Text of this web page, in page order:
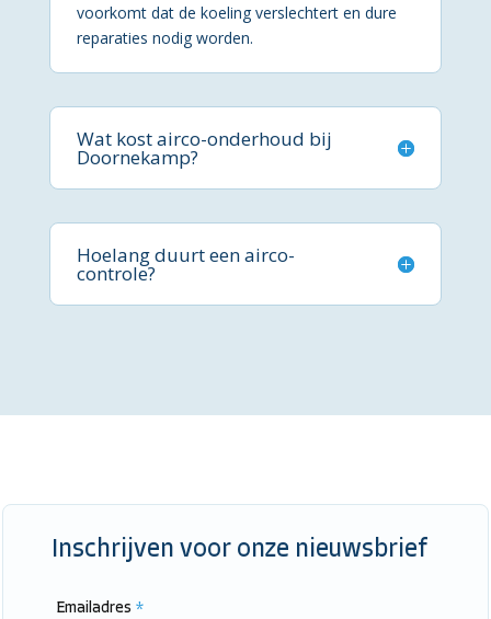
voorkomt dat de koeling verslechtert en dure
reparaties nodig worden.
Wat kost airco-onderhoud bij
Doornekamp?
Hoelang duurt een airco-
controle?
Inschrijven voor onze nieuwsbrief
Emailadres *